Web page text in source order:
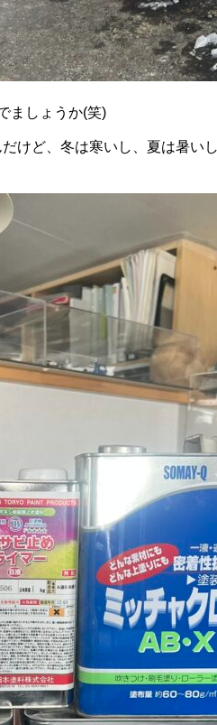
ましょうか(笑)
けど、冬は寒いし、夏は暑い